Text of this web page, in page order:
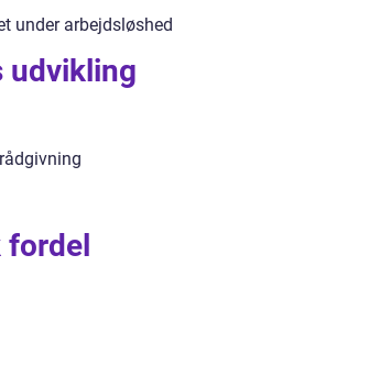
under arbejdsløshed
udvikling